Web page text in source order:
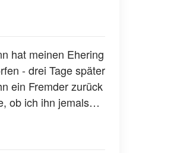
Tochter hat
hat meinen Ehering
- drei Tage später
ein Fremder zurück
ob ich ihn jemals